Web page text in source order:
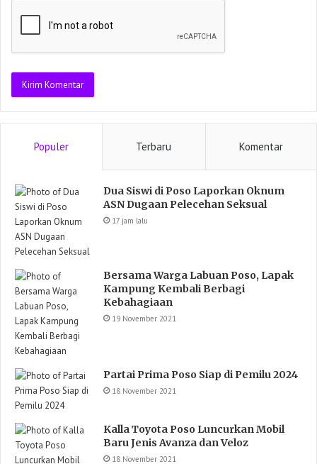
Populer Terbaru Komentar
Dua Siswi di Poso Laporkan Oknum
ASN Dugaan Pelecehan Seksual
17 jam lalu
Bersama Warga Labuan Poso, Lapak
Kampung Kembali Berbagi
Kebahagiaan
19 November 2021
Partai Prima Poso Siap di Pemilu 2024
18 November 2021
Kalla Toyota Poso Luncurkan Mobil
Baru Jenis Avanza dan Veloz
18 November 2021